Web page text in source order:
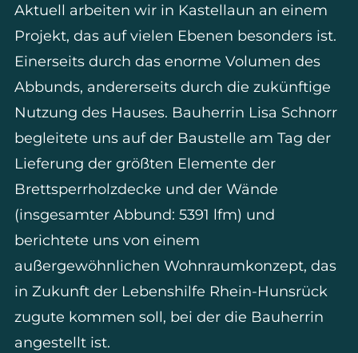
Aktuell arbeiten wir in Kastellaun an einem
Projekt, das auf vielen Ebenen besonders ist.
Einerseits durch das enorme Volumen des
Abbunds, andererseits durch die zukünftige
Nutzung des Hauses. Bauherrin Lisa Schnorr
begleitete uns auf der Baustelle am Tag der
Lieferung der größten Elemente der
Brettsperrholzdecke und der Wände
(insgesamter Abbund: 5391 lfm) und
berichtete uns von einem
außergewöhnlichen Wohnraumkonzept, das
in Zukunft der Lebenshilfe Rhein-Hunsrück
zugute kommen soll, bei der die Bauherrin
angestellt ist.